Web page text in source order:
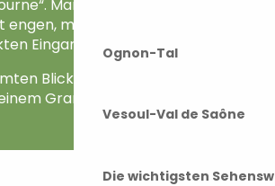
Ognon-Tal
Vesoul-Val de Saône
Die wichtigsten
Man erkennt sie an
mit Efeu
Eingang.
Blickwinkeln hat der Ort
Grand Canyon…